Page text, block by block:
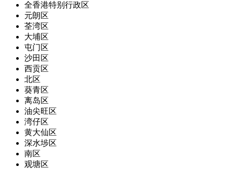
全香港特别行政区
元朗区
荃湾区
大埔区
屯门区
沙田区
西贡区
北区
葵青区
离岛区
油尖旺区
湾仔区
黄大仙区
深水埗区
南区
观塘区